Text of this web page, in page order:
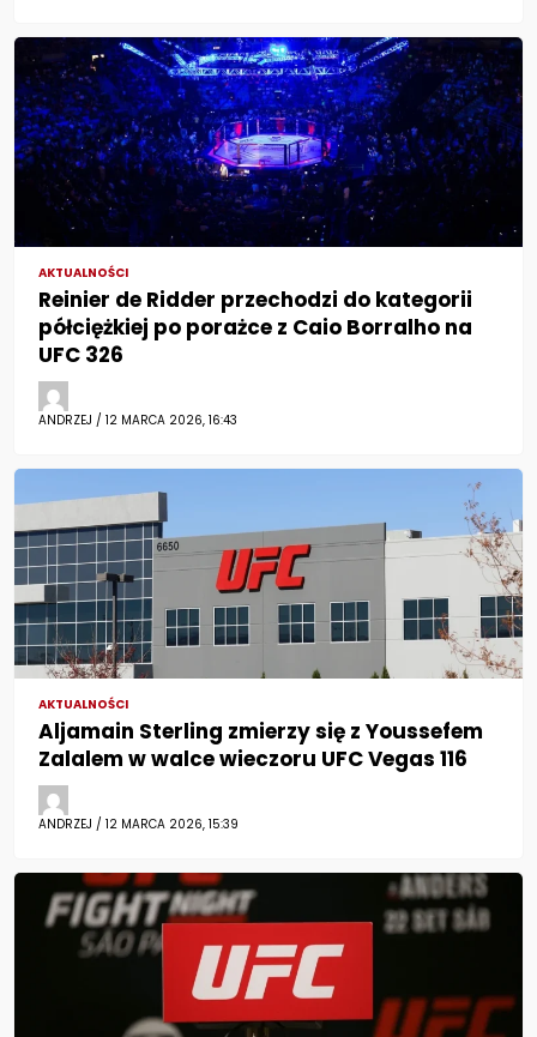
AKTUALNOŚCI
Reinier de Ridder przechodzi do kategorii
półciężkiej po porażce z Caio Borralho na
UFC 326
ANDRZEJ / 12 MARCA 2026, 16:43
AKTUALNOŚCI
Aljamain Sterling zmierzy się z Youssefem
Zalalem w walce wieczoru UFC Vegas 116
ANDRZEJ / 12 MARCA 2026, 15:39